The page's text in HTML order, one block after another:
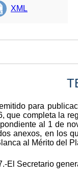
XML
para
que completa la
al 1 de
anexos, en los
al Mérito del
El Secretario